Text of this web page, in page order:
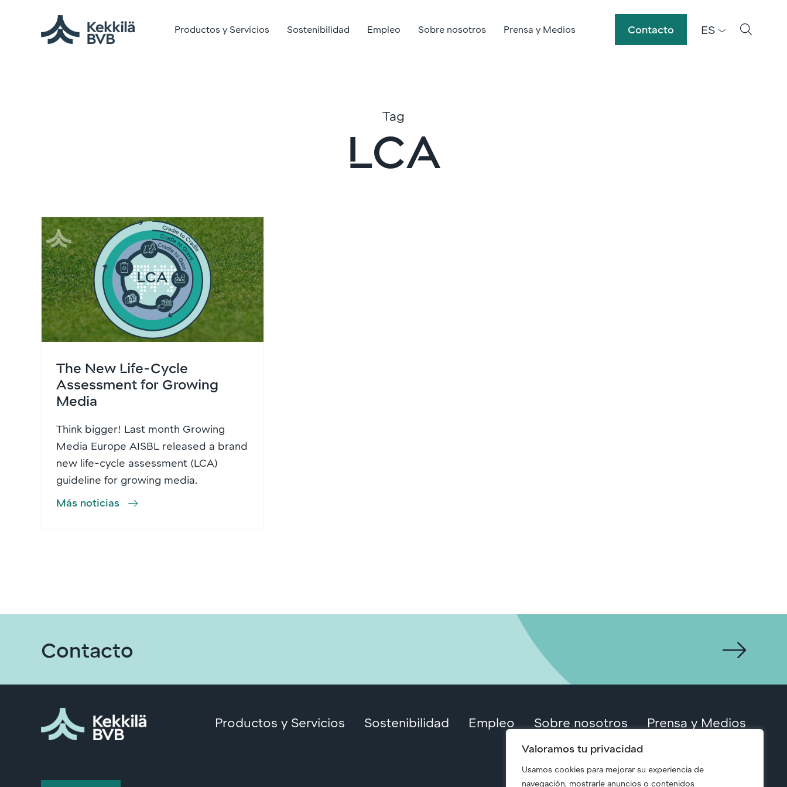
Valoramos tu privacidad
Usamos cookies para mejorar su experiencia de
navegación, mostrarle anuncios o contenidos
Productos y Servicios Sostenibilidad Empleo Sobre nosotros Prensa y Medios Contacto ES
Tag
LCA
The New Life-Cycle
Assessment for Growing
Media
Think bigger! Last month Growing
Media Europe AISBL released a brand
new life-cycle assessment (LCA)
guideline for growing media.
Más noticias
Contacto
Productos y Servicios Sostenibilidad Empleo Sobre nosotros Prensa y Medios